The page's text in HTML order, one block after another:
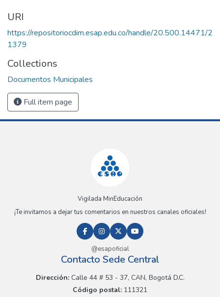
URI
https://repositoriocdim.esap.edu.co/handle/20.500.14471/2
1379
Collections
Documentos Municipales
Full item page
Vigilada MinEducación
¡Te invitamos a dejar tus comentarios en nuestros canales oficiales!
@esapoficial
Contacto Sede Central
Dirección:Calle 44 # 53 - 37, CAN, Bogotá D.C.
Código postal: 111321